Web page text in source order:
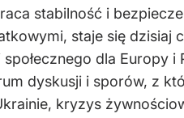
stabilność i
staje się dzisiaj
dla Europy
dyskusji i sporów, z
kryzys